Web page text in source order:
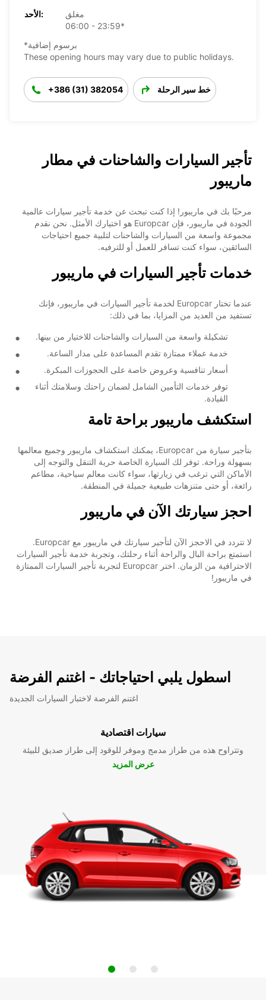
الأحد:
مغلق
06:00 - 23:59*
*برسوم إضافية
These opening hours may vary due to public holidays.
+386 (31) 382054 خط سير الرحلة
تأجير السيارات والشاحنات في مطار
ماريبور
مرحبًا بك في ماريبور! إذا كنت تبحث عن خدمة تأجير سيارات عالمية
الجودة في ماريبور، فإن Europcar هو اختيارك الأمثل. نحن نقدم
مجموعة واسعة من السيارات والشاحنات لتلبية جميع احتياجات
السائقين، سواء كنت تسافر للعمل أو للترفيه.
خدمات تأجير السيارات في ماريبور
عندما تختار Europcar لخدمة تأجير السيارات في ماريبور، فإنك
تستفيد من العديد من المزايا، بما في ذلك:
تشكيلة واسعة من السيارات والشاحنات للاختيار من بينها.
خدمة عملاء ممتازة تقدم المساعدة على مدار الساعة.
أسعار تنافسية وعروض خاصة على الحجوزات المبكرة.
توفر خدمات التأمين الشامل لضمان راحتك وسلامتك أثناء
القيادة.
استكشف ماريبور براحة تامة
بتأجير سيارة من Europcar، يمكنك استكشاف ماريبور وجميع معالمها
بسهولة وراحة. توفر لك السيارة الخاصة حرية التنقل والتوجه إلى
الأماكن التي ترغب في زيارتها، سواء كانت معالم سياحية، مطاعم
رائعة، أو حتى متنزهات طبيعية جميلة في المنطقة.
احجز سيارتك الآن في ماريبور
لا تتردد في الاحجز الآن لتأجير سيارتك في ماريبور مع Europcar.
استمتع براحة البال والراحة أثناء رحلتك، وتجربة خدمة تأجير السيارات
الاحترافية من الزمان. اختر Europcar لتجربة تأجير السيارات الممتازة
في ماريبور!
اسطول يلبي احتياجاتك - اغتنم الفرضة
اغتنم الفرصة لاختبار السيارات الجديدة
سيارات اقتصادية
وتتراوح هذه من طراز مدمج وموفر للوقود إلى طراز صديق للبيئة
عرض المزيد